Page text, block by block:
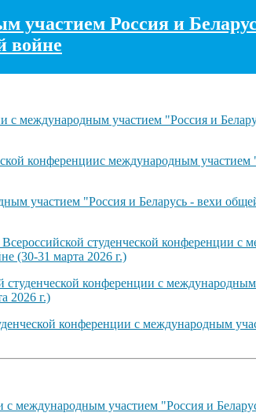
участием Россия и
войне
международным участием "Россия и
конференциис международным
участием "Россия и Беларусь - вехи
студенческой конференции
(30-31 марта 2026 г.)
студенческой конференции с
2026 г.)
конференции с международным
международным участием "Россия и